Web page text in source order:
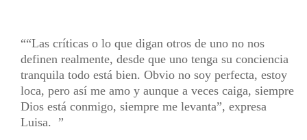
“Las críticas o lo que digan otros de uno no nos
definen realmente, desde que uno tenga su conciencia
tranquila todo está bien. Obvio no soy perfecta, estoy
loca, pero así me amo y aunque a veces caiga, siempre
Dios está conmigo, siempre me levanta”, expresa
Luisa.